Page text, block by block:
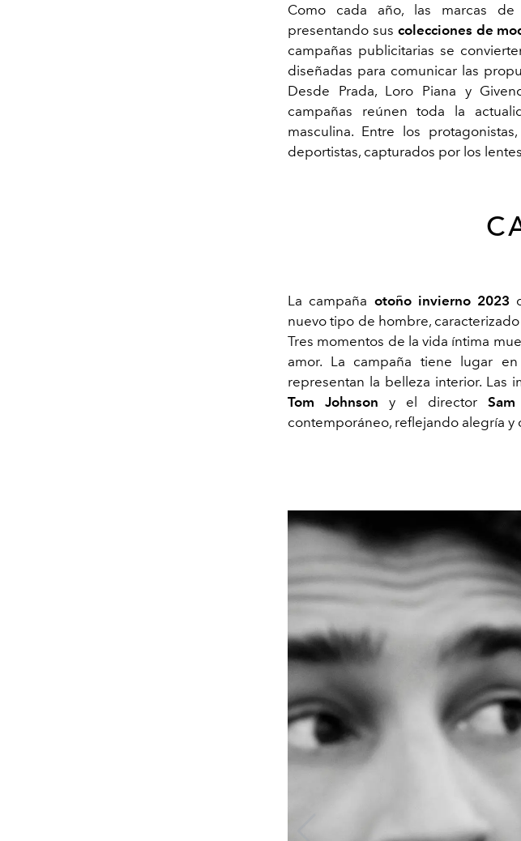
Como cada año, las marcas
presentando sus colecciones de
campañas publicitarias se
diseñadas para comunicar las
Desde Prada, Loro Piana y
campañas reúnen toda la
masculina. Entre los
deportistas, capturados por los
La campaña otoño invierno 2023
nuevo tipo de hombre,
Tres momentos de la vida íntima
amor. La campaña tiene lugar
representan la belleza interior. Las
Tom Johnson y el director
contemporáneo, reflejando alegría y